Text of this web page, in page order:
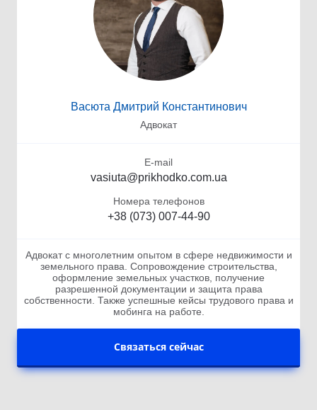
Васюта Дмитрий Константинович
Адвокат
E-mail
vasiuta@prikhodko.com.ua
Номера телефонов
+38 (073) 007-44-90
Адвокат с многолетним опытом в сфере недвижимости и
земельного права. Сопровождение строительства,
оформление земельных участков, получение
разрешенной документации и защита права
собственности. Также успешные кейсы трудового права и
мобинга на работе.
Связаться сейчас